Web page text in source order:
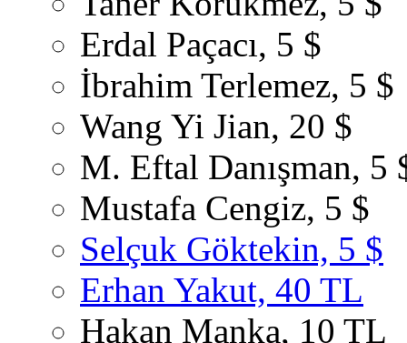
Erdal Paçacı, 5 $
İbrahim Terlemez, 5 $
Wang Yi Jian, 20 $
M. Eftal Danışman, 5
Mustafa Cengiz, 5 $
Selçuk Göktekin, 5 $
Erhan Yakut, 40 TL
Hakan Manka, 10 TL